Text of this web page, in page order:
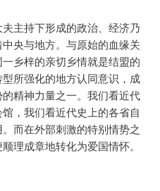
主持下形成的政治、经济乃
央与地方。与原始的血缘关
乡梓的亲切乡情就是结盟的
所强化的地方认同意识，成
精神力量之一。我们看近代
，我们看近代史上的各省自
而在外部刺激的特别情势之
理成章地转化为爱国情怀。